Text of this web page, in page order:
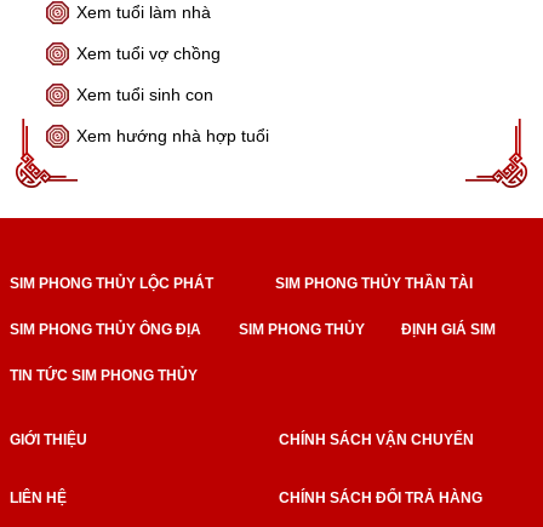
Xem tuổi làm nhà
Xem tuổi vợ chồng
Xem tuổi sinh con
Xem hướng nhà hợp tuổi
SIM PHONG THỦY LỘC PHÁT SIM PHONG THỦY THẦN TÀI
SIM PHONG THỦY ÔNG ĐỊA SIM PHONG THỦY ĐỊNH GIÁ SIM
TIN TỨC SIM PHONG THỦY
GIỚI THIỆU
LIÊN HỆ
CHÍNH SÁCH VẬN CHUYỂN
CHÍNH SÁCH ĐỔI TRẢ HÀNG